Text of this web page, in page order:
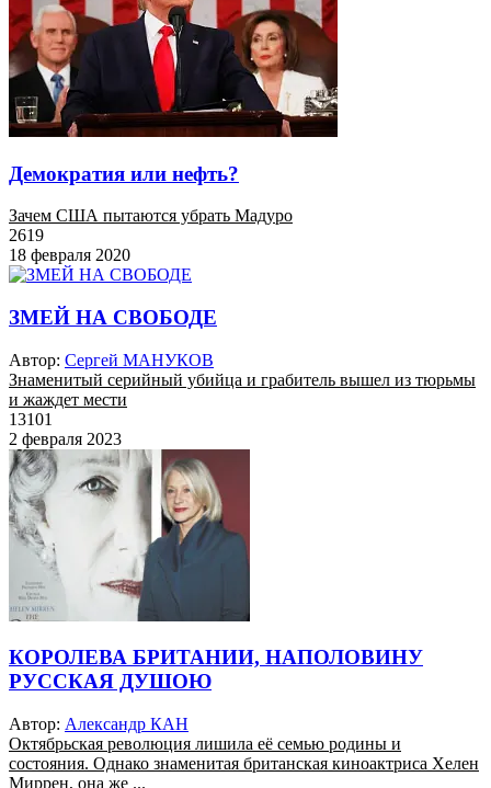
Демократия или нефть?
Зачем США пытаются убрать Мадуро
2619
18 февраля 2020
ЗМЕЙ НА СВОБОДЕ
Автор: Сергей МАНУКОВ
Знаменитый серийный убийца и грабитель вышел из тюрьмы
и жаждет мести
13101
2 февраля 2023
КОРОЛЕВА БРИТАНИИ, НАПОЛОВИНУ
РУССКАЯ ДУШОЮ
Автор: Александр КАН
Октябрьская революция лишила её семью родины и
состояния. Однако знаменитая британская киноактриса Хелен
Миррен, она же ...